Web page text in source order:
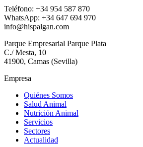
Teléfono: +34 954 587 870
WhatsApp: +34 647 694 970
info@hispalgan.com
Parque Empresarial Parque Plata
C./ Mesta, 10
41900, Camas (Sevilla)
Empresa
Quiénes Somos
Salud Animal
Nutrición Animal
Servicios
Sectores
Actualidad